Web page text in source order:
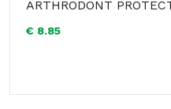
€ 8.85